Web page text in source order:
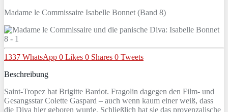
Madame le Commissaire Isabelle Bonnet (Band 8)
1337 WhatsApp 0 Likes 0 Shares 0 Tweets
Beschreibung
Saint-Tropez hat Brigitte Bardot. Fragolin dagegen den Film- und
Gesangsstar Colette Gaspard – auch wenn kaum einer weiß, dass
die Diva hier geboren wurde. Schließlich hat sie das provenzalische